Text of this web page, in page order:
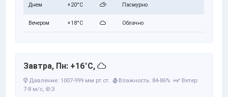
Днем +20°C Пасмурно
Вечером +18°C Облачно
Завтра, Пн: +16°C,
Давление: 1007-999 мм рт.ст. Влажность: 84-86%
Ветер:
7-8 м/с,
З